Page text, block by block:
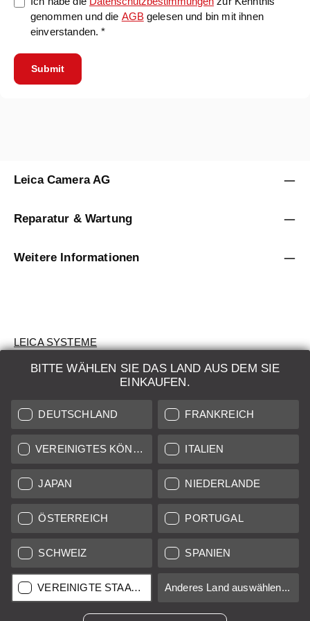
genommen und die AGBgelesen und bin mit ihnen
einverstanden. *
Submit
BITTE WÄHLEN SIE DAS LAND AUS DEM SIE
EINKAUFEN.
DEUTSCHLAND FRANKREICH
VEREINIGTES KÖNIGREICH ITALIEN
JAPAN NIEDERLANDE
ÖSTERREICH PORTUGAL
SCHWEIZ SPANIEN
VEREINIGTE STAATEN Anderes Land auswählen...
Leica Camera AG
Reparatur & Wartung
Weitere Informationen
LEICA SYSTEME
BEWERTUNG
AUKTION
BRAND NEW
LEICA STORES
Alle Preise von in der EU/UK ansässigen Anbietern inkl.
Mehrwertsteuer zzgl.Versandkostensofern nicht anders
Alle Preise von in den USA ansässigen Anbietern exkl. MwSt.